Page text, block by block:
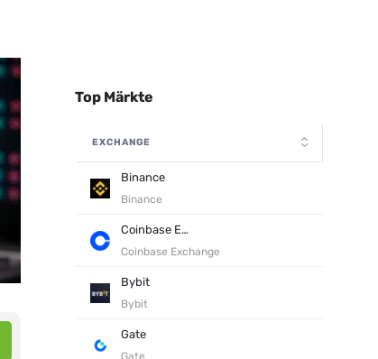
Top Märkte
EXCHANGE
Binance
Binance
Coinbase Exchange
Coinbase Exchange
Bybit
Bybit
Gate
Gate